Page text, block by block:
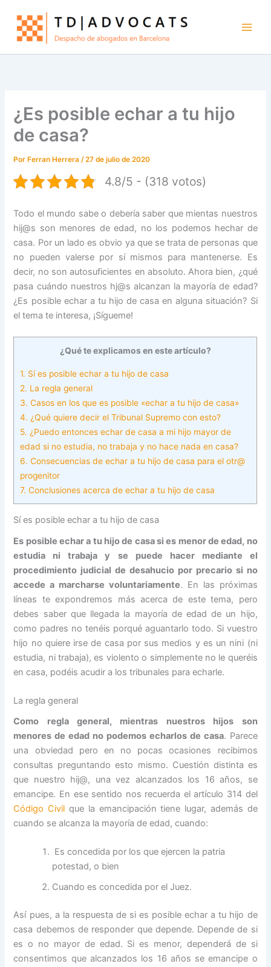
contenido
¿Es posible echar a tu hijo
de casa?
Por Ferran Herrera/27 de julio de 2020
4.8/5 - (318 votos)
Todo el mundo sabe o debería saber que mientas nuestros
hij@s son menores de edad, no los podemos hechar de
casa. Por un lado es obvio ya que se trata de personas que
no pueden valerse por sí mismos para mantenerse. Es
decir, no son autosuficientes en absoluto. Ahora bien, ¿qué
pasa cuándo nuestros hj@s alcanzan la mayoría de edad?
¿Es posible echar a tu hijo de casa en alguna situación? Si
el tema te interesa, ¡Sígueme!
¿Qué te explicamos en este artículo?
1. Sí es posible echar a tu hijo de casa
2. La regla general
3. Casos en los que es posible «echar a tu hijo de casa»
4. ¿Qué quiere decir el Tribunal Supremo con esto?
5. ¿Puedo entonces echar de casa a mi hijo mayor de
edad si no estudia, no trabaja y no hace nada en casa?
6. Consecuencias de echar a tu hijo de casa para el otr@
progenitor
7. Conclusiones acerca de echar a tu hijo de casa
Sí es posible echar a tu hijo de casa
Es posible echar a tu hijo de casa si es menor de edad, no
estudia ni trabaja y se puede hacer mediante el
procedimiento judicial de desahucio por precario si no
accede a marcharse voluntariamente. En las próximas
líneas te expondremos más acerca de este tema, pero
debes saber que llegada la mayoría de edad de un hijo,
como padres no tenéis porqué aguantarlo todo. Si vuestro
hijo no quiere irse de casa por sus medios y es un nini (ni
estudia, ni trabaja), es violento o simplemente no le queréis
en casa, podéis acudir a los tribunales para echarle.
La regla general
Como regla general, mientras nuestros hijos son
menores de edad no podemos echarlos de casa. Parece
una obviedad pero en no pocas ocasiones recibimos
consultas preguntando esto mismo. Cuestión distinta es
que nuestro hij@, una vez alcanzados los 16 años, se
emancipe. En ese sentido nos recuerda el artículo 314 del
Código Civil que la emancipación tiene lugar, además de
cuando se alcanza la mayoría de edad, cuando:
Es concedida por los que ejercen la patria
potestad, o bien
Cuando es concedida por el Juez.
Así pues, a la respuesta de si es posible echar a tu hijo de
casa debemos de responder que depende. Depende de si
es o no mayor de edad. Si es menor, dependerá de si
consentimos que alcanzados los 16 años se emancipe o